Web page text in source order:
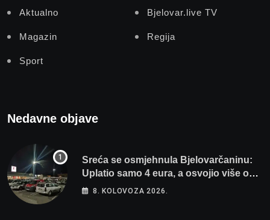
Aktualno Bjelovar.live TV
Magazin Regija
Sport
Nedavne objave
Sreća se osmjehnula Bjelovarčaninu:
Uplatio samo 4 eura, a osvojio više od
80 tisuća eura
8. KOLOVOZA 2026.